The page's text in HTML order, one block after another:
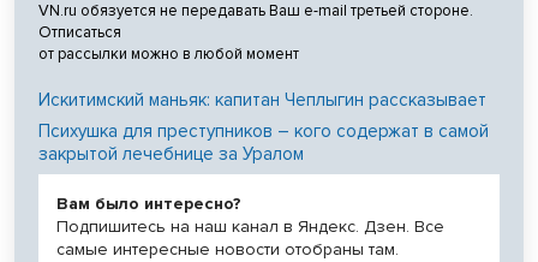
VN.ru обязуется не передавать Ваш e-mail третьей стороне.
Отписаться
от рассылки можно в любой момент
Искитимский маньяк: капитан Чеплыгин рассказывает
Психушка для преступников – кого содержат в самой
закрытой лечебнице за Уралом
Вам было интересно?
Подпишитесь на наш канал в Яндекс. Дзен. Все
самые интересные новости отобраны там.